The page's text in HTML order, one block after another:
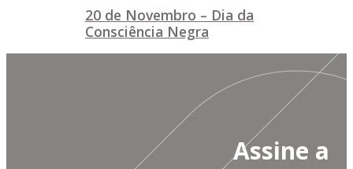
20 de Novembro – Dia da
Consciência Negra
Assine a